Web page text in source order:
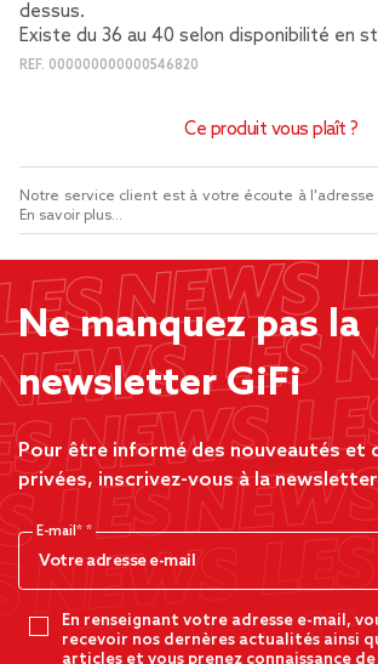
dessus.
Existe du 36 au 40 selon disponibilité en
REF. 000000000000546820
Ce produit vous plaît ?
Notre service client est à votre écoute à l'adresse
En savoir plus...
Ne manquez pas la
newsletter GiFi
Pour être informé des nouveautés et
privées, inscrivez-vous à la newsletter
E-mail*
En renseignant votre adresse e-mail,
recevoir nos dernères actualités ainsi
articles et vous prenez connaissance